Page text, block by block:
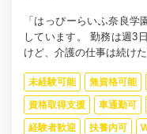
「はっぴーらいふ奈良
しています。 勤務は週3
けど、介護の仕事は続けた
未経験可能 無資格可能
資格取得支援 車通勤可
経験者歓迎 扶養内可